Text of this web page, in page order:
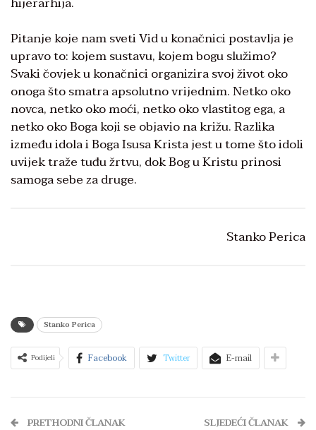
Pitanje koje nam sveti Vid u konačnici postavlja je
upravo to: kojem sustavu, kojem bogu služimo?
Svaki čovjek u konačnici organizira svoj život oko
onoga što smatra apsolutno vrijednim. Netko oko
novca, netko oko moći, netko oko vlastitog ega, a
netko oko Boga koji se objavio na križu. Razlika
između idola i Boga Isusa Krista jest u tome što idoli
uvijek traže tuđu žrtvu, dok Bog u Kristu prinosi
samoga sebe za druge.
Stanko Perica
Stanko Perica
Podijeli Facebook Twitter E-mail
PRETHODNI ČLANAK SLJEDEĆI ČLANAK